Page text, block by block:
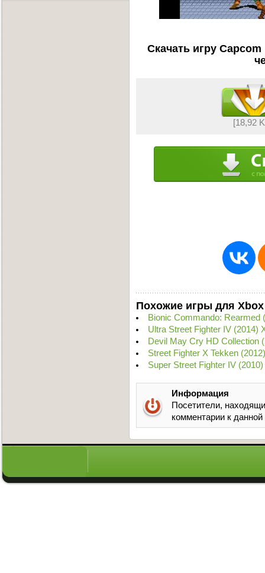
Скачать игру
[18,92
Похожие игры для Xbox
Bionic Commando: Rearmed
Ultra Street Fighter IV (2014)
Devil May Cry HD Collection
Street Fighter X Tekken
Super Street Fighter IV
Информация
Посетители,
комментарии к